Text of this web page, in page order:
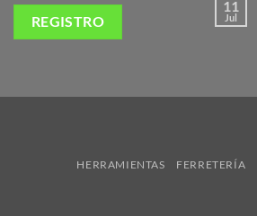
11
Jul
HERRAMIENTAS FERRETERÍA